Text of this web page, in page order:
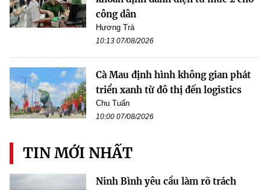
công dân
Hương Trà
10:13 07/08/2026
Cà Mau định hình không gian phát
triển xanh từ đô thị đến logistics
Chu Tuấn
10:00 07/08/2026
TIN MỚI NHẤT
Ninh Bình yêu cầu làm rõ trách